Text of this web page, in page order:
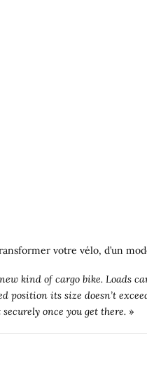
votre vélo, d’un
kind of cargo bike. Loads
position its size doesn’t
once you get there.»